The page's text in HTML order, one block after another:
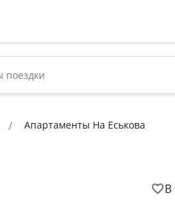
Апартаменты На Еськова
В